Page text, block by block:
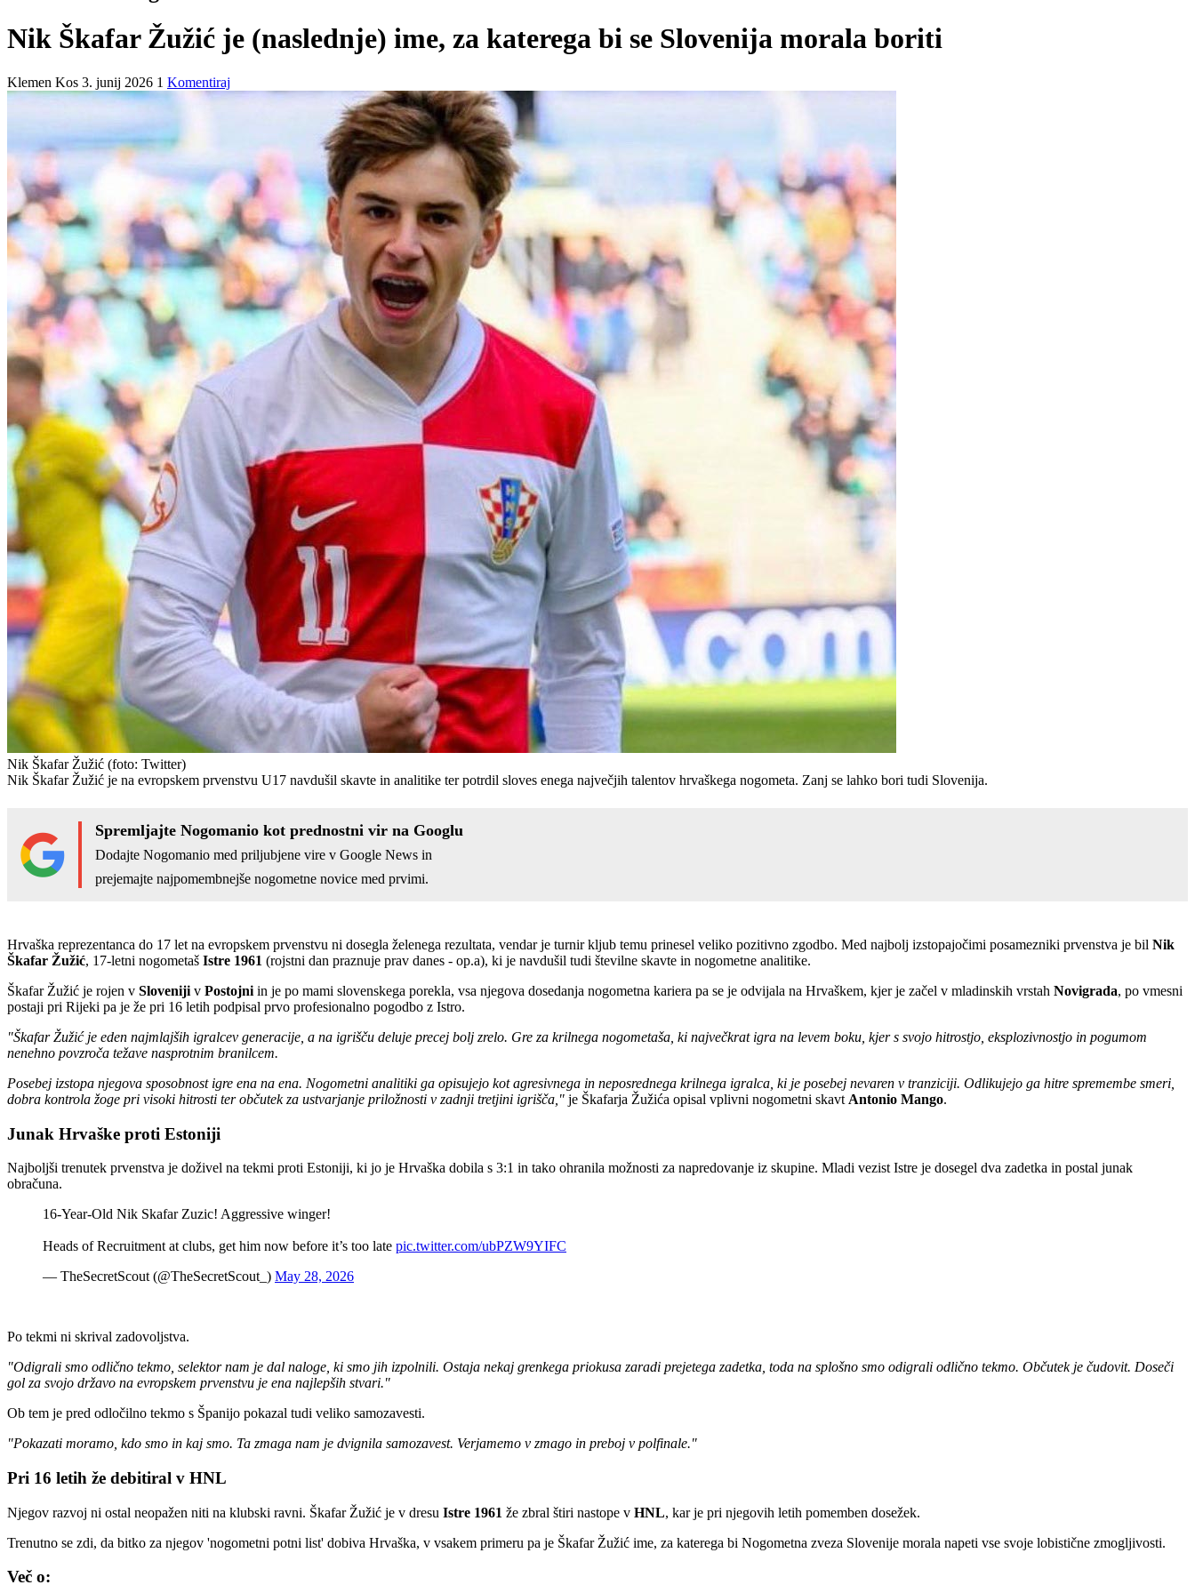
Nik Škafar Žužić je (naslednje) ime, za katerega bi se Slovenija morala boriti
Klemen Kos 3. junij 2026 1 Komentiraj
Nik Škafar Žužić (foto: Twitter)
Nik Škafar Žužić je na evropskem prvenstvu U17 navdušil skavte in analitike ter potrdil sloves enega največjih talentov hrvaškega nogometa. Zanj se lahko bori tudi Slovenija.
Spremljajte Nogomanio kot prednostni vir na Googlu
Dodajte Nogomanio med priljubjene vire v Google News in
prejemajte najpomembnejše nogometne novice med prvimi.
Hrvaška reprezentanca do 17 let na evropskem prvenstvu ni dosegla želenega rezultata, vendar je turnir kljub temu prinesel veliko pozitivno zgodbo. Med najbolj izstopajočimi posamezniki prvenstva je bil Nik
Škafar Žužić, 17-letni nogometaš Istre 1961 (rojstni dan praznuje prav danes - op.a), ki je navdušil tudi številne skavte in nogometne analitike.
Škafar Žužić je rojen v Sloveniji v Postojni in je po mami slovenskega porekla, vsa njegova dosedanja nogometna kariera pa se je odvijala na Hrvaškem, kjer je začel v mladinskih vrstah Novigrada, po vmesni
postaji pri Rijeki pa je že pri 16 letih podpisal prvo profesionalno pogodbo z Istro.
"Škafar Žužić je eden najmlajših igralcev generacije, a na igrišču deluje precej bolj zrelo. Gre za krilnega nogometaša, ki največkrat igra na levem boku, kjer s svojo hitrostjo, eksplozivnostjo in pogumom
nenehno povzroča težave nasprotnim branilcem.
Posebej izstopa njegova sposobnost igre ena na ena. Nogometni analitiki ga opisujejo kot agresivnega in neposrednega krilnega igralca, ki je posebej nevaren v tranziciji. Odlikujejo ga hitre spremembe smeri,
dobra kontrola žoge pri visoki hitrosti ter občutek za ustvarjanje priložnosti v zadnji tretjini igrišča," je Škafarja Žužića opisal vplivni nogometni skavt Antonio Mango.
Junak Hrvaške proti Estoniji
Najboljši trenutek prvenstva je doživel na tekmi proti Estoniji, ki jo je Hrvaška dobila s 3:1 in tako ohranila možnosti za napredovanje iz skupine. Mladi vezist Istre je dosegel dva zadetka in postal junak
obračuna.
16-Year-Old Nik Skafar Zuzic! Aggressive winger!
Heads of Recruitment at clubs, get him now before it’s too late pic.twitter.com/ubPZW9YIFC
— TheSecretScout (@TheSecretScout_) May 28, 2026
Po tekmi ni skrival zadovoljstva.
"Odigrali smo odlično tekmo, selektor nam je dal naloge, ki smo jih izpolnili. Ostaja nekaj grenkega priokusa zaradi prejetega zadetka, toda na splošno smo odigrali odlično tekmo. Občutek je čudovit. Doseči
gol za svojo državo na evropskem prvenstvu je ena najlepših stvari."
Ob tem je pred odločilno tekmo s Španijo pokazal tudi veliko samozavesti.
"Pokazati moramo, kdo smo in kaj smo. Ta zmaga nam je dvignila samozavest. Verjamemo v zmago in preboj v polfinale."
Pri 16 letih že debitiral v HNL
Njegov razvoj ni ostal neopažen niti na klubski ravni. Škafar Žužić je v dresu Istre 1961 že zbral štiri nastope v HNL, kar je pri njegovih letih pomemben dosežek.
Trenutno se zdi, da bitko za njegov 'nogometni potni list' dobiva Hrvaška, v vsakem primeru pa je Škafar Žužić ime, za katerega bi Nogometna zveza Slovenije morala napeti vse svoje lobistične zmogljivosti.
Več o: